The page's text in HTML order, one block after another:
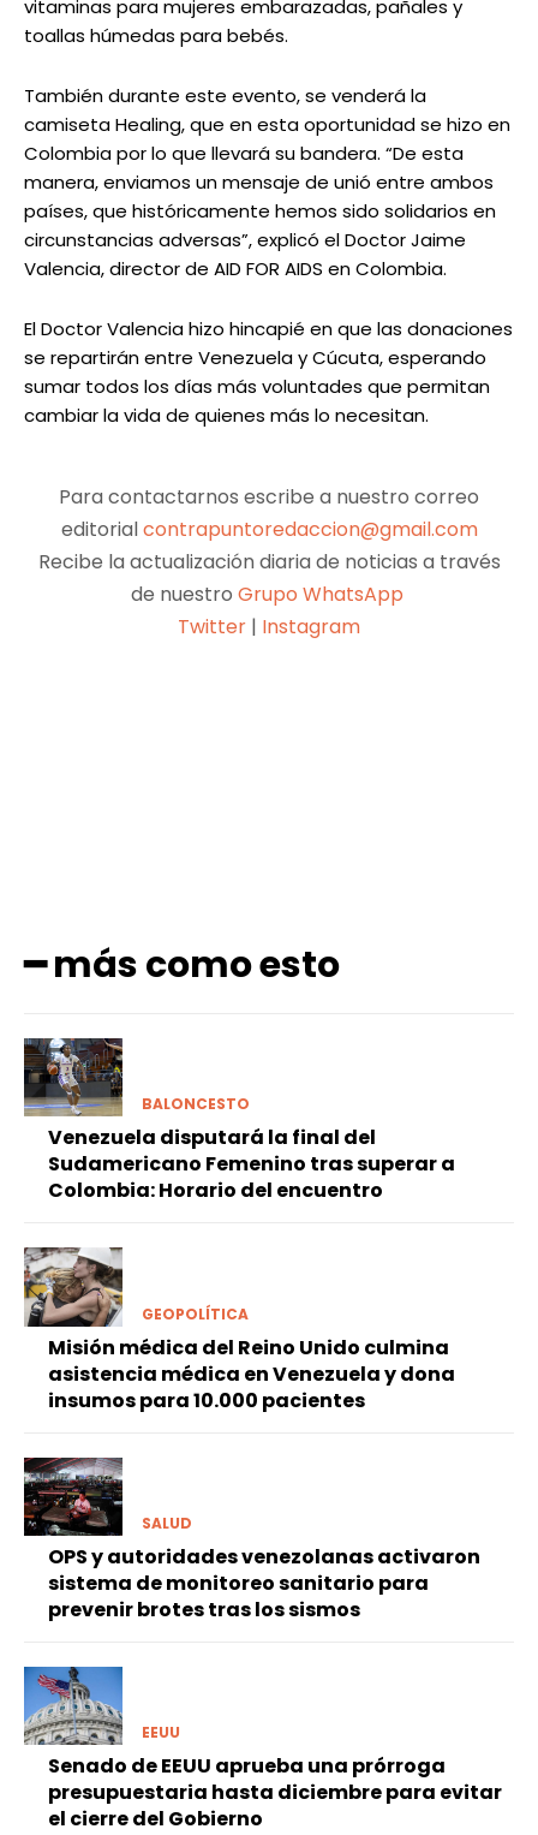
vitaminas para mujeres embarazadas, pañales y
toallas húmedas para bebés.
También durante este evento, se venderá la
camiseta Healing, que en esta oportunidad se hizo en
Colombia por lo que llevará su bandera. “De esta
manera, enviamos un mensaje de unió entre ambos
países, que históricamente hemos sido solidarios en
circunstancias adversas”, explicó el Doctor Jaime
Valencia, director de AID FOR AIDS en Colombia.
El Doctor Valencia hizo hincapié en que las donaciones
se repartirán entre Venezuela y Cúcuta, esperando
sumar todos los días más voluntades que permitan
cambiar la vida de quienes más lo necesitan.
Para contactarnos escribe a nuestro correo
editorialcontrapuntoredaccion@gmail.com
Recibe la actualización diaria de noticias a través
de nuestro Grupo WhatsApp
Twitter | Instagram
━ más como esto
BALONCESTO
Venezuela disputará la final del
Sudamericano Femenino tras superar a
Colombia: Horario del encuentro
GEOPOLÍTICA
Misión médica del Reino Unido culmina
asistencia médica en Venezuela y dona
insumos para 10.000 pacientes
SALUD
OPS y autoridades venezolanas activaron
sistema de monitoreo sanitario para
prevenir brotes tras los sismos
EEUU
Senado de EEUU aprueba una prórroga
presupuestaria hasta diciembre para evitar
el cierre del Gobierno